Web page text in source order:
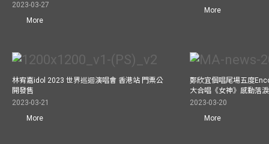
2023-03-27
More
More
林宥嘉idol 2023 世界巡迴演唱會 香港站 門票公
開發售
2023-03-21
More
鄭欣宜個唱尾場五度
大合唱《女神》感動落淚
2023-03-20
More